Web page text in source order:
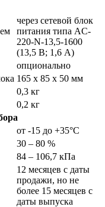
через сетевой блок
питания типа AC-
220-N-13,5-1600
(13,5 В; 1,6 А)
опционально
165 х 85 х 50 мм
0,3 кг
0,2 кг
от -15 до +35°С
30 – 80 %
84 – 106,7 кПа
12 месяцев с даты
продажи, но не
более 15 месяцев с
даты выпуска